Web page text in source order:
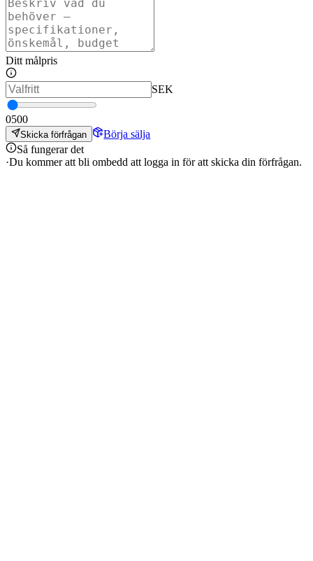
Ditt målpris
SEK
0500
Skicka förfrågan
Börja sälja
Så fungerar det
·Du kommer att bli ombedd att logga in för att skicka din förfrågan.